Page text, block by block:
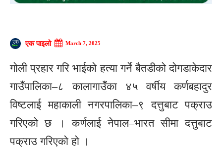
एक पाइलो March 7, 2025
गोली प्रहार गरि भाईको हत्या गर्ने बैतडीको दोगडाकेदार
गाउँपालिका–८ कालागाउँका ४५ वर्षीय कर्णबहादुर
विष्टलाई महाकाली नगरपालिका–९ दत्तुबाट पक्राउ
गरिएको छ । कर्णलाई नेपाल–भारत सीमा दत्तुबाट
पक्राउ गरिएको हो ।